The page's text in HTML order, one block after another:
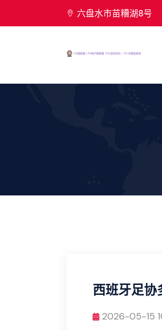
六盘水市苗糟湖8号
西班牙足协
2026-05-15